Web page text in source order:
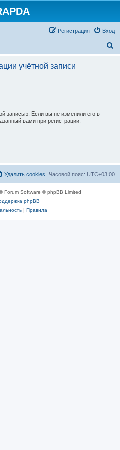
Вход
Регистрация
учётной записи
записью. Если вы не изменили его в
вами при регистрации.
Часовой пояс: UTC+03:00
Удалить cookies
Forum Software © phpBB Limited
phpBB
| Правила